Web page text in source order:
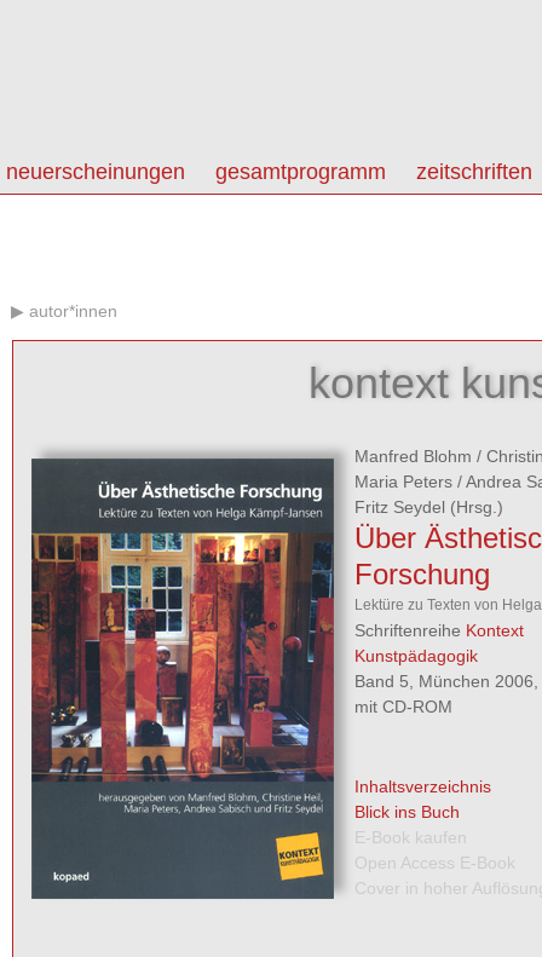
neuerscheinungen gesamtprogramm zeitschriften
autor*innen
kontext
Manfred Blohm /
Maria Peters/Andrea
Fritz Seydel (Hrsg.)
Über
Forschung
Lektüre zu Texten von
Schriftenreihe Kontext
Kunstpädagogik
Band 5, München
mit CD-ROM
Inhaltsverzeichnis
Blick ins Buch
E-Book kaufen
Open Access E-Book
Cover in hoher